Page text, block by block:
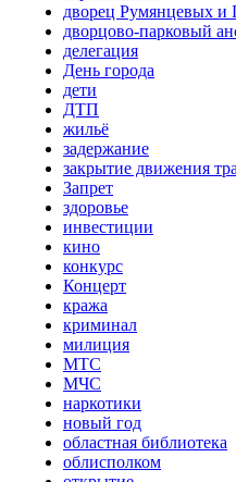
дворец Румянцевых и
дворцово-парковый
делегация
День города
дети
ДТП
жильё
задержание
закрытие движения
Запрет
здоровье
инвестиции
кино
конкурс
Концерт
кража
криминал
милиция
МТС
МЧС
наркотики
новый год
областная библиотека
облисполком